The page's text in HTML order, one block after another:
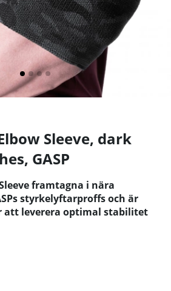
Sleeve, dark
, GASP
framtagna i nära
styrkelyftarproffs och är
leverera optimal stabilitet